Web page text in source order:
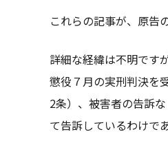
これらの記事が、原告
詳細な経緯は不明です
懲役７月の実刑判決を
2条）、被害者の告訴
て告訴しているわけで